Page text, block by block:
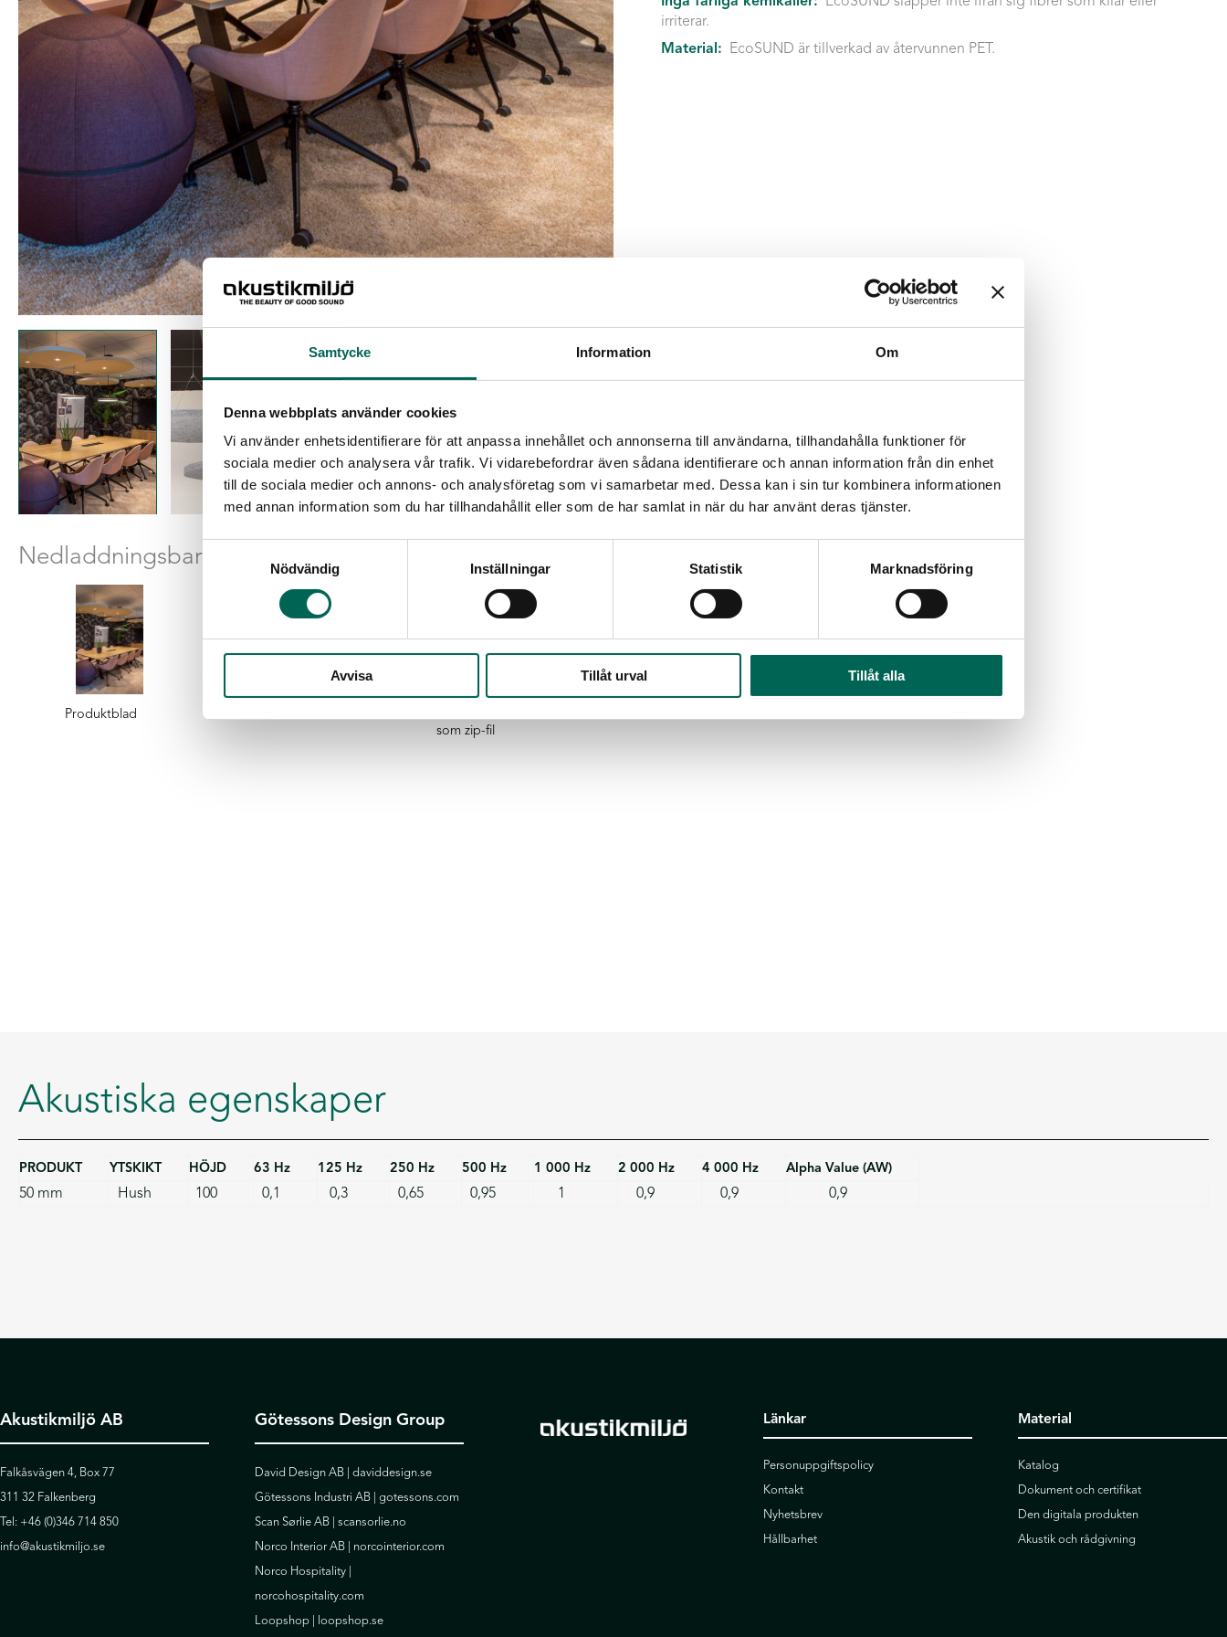
Samtycke Information Om
Denna webbplats använder cookies
Vi använder enhetsidentifierare för att anpassa innehållet och annonserna till användarna, tillhandahålla funktioner för
sociala medier och analysera vår trafik. Vi vidarebefordrar även sådana identifierare och annan information från din enhet
till de sociala medier och annons- och analysföretag som vi samarbetar med. Dessa kan i sin tur kombinera informationen
med annan information som du har tillhandahållit eller som de har samlat in när du har använt deras tjänster.
Samtyckesval
Nödvändig
Inställningar Statistik Marknadsföring
Avvisa Tillåt urval Tillåt alla
irriterar.
Material: EcoSUND är tillverkad av återvunnen PET.
Nedladdningsbara filer
Produktblad
som zip-fil
Akustiska egenskaper
PRODUKT YTSKIKT HÖJD 63 Hz 125 Hz 250 Hz 500 Hz 1 000 Hz 2 000 Hz 4 000 Hz Alpha Value (AW)
50 mm Hush 100 0,1 0,3 0,65 0,95 1 0,9 0,9 0,9
Akustikmiljö AB
Falkåsvägen 4, Box 77
311 32 Falkenberg
Tel: +46 (0)346 714 850
info@akustikmiljo.se
Götessons Design Group
David Design AB | daviddesign.se
Götessons Industri AB | gotessons.com
Scan Sørlie AB | scansorlie.no
Norco Interior AB | norcointerior.com
Norco Hospitality |
norcohospitality.com
Loopshop |
loopshop.se
Länkar
Personuppgiftspolicy
Kontakt
Nyhetsbrev
Hållbarhet
Material
Katalog
Dokument och certifikat
Den digitala produkten
Akustik och rådgivning